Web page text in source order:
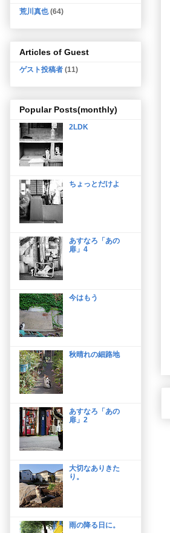
荒川真也 (64)
Articles of Guest
ゲスト投稿者 (11)
Popular Posts(monthly)
2LDK
ちょっとだけよ
あすなろ「あの
扉」4
今はもう
秋晴れの細路地
あすなろ「あの
扉」2
大切なありきた
り。
雨の降る日に。